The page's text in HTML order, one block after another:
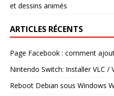
et dessins animés
ARTICLES RÉCENTS
Page Facebook : comment
Nintendo Switch: Installer VLC /
Reboot Debian sous Windows